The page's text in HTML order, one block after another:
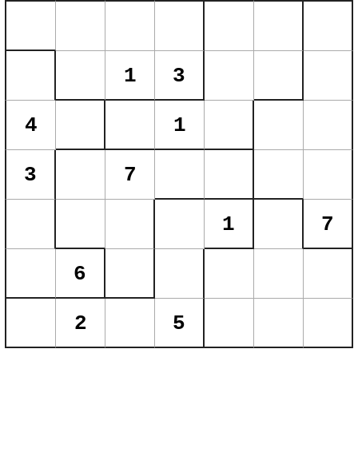
1 3
4 1
3 7
1 7
6
2 5